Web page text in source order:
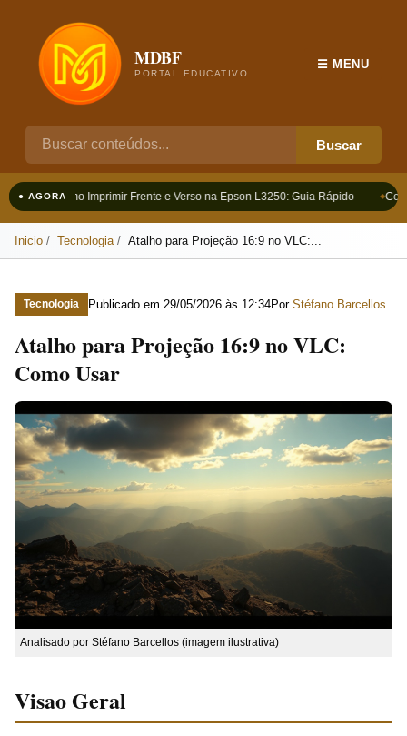
MDBF
PORTAL EDUCATIVO
Buscar
☰ MENU
● AGORAComo Imprimir Frente e Verso na Epson L3250: Guia Rápido
Inicio Tecnologia Atalho para Projeção 16:9 no VLC:...
Tecnologia Publicado em 29/05/2026 às 12:34Por Stéfano Barcellos
Atalho para Projeção 16:9 no VLC:
Como Usar
Analisado por Stéfano Barcellos (imagem ilustrativa)
Visao Geral